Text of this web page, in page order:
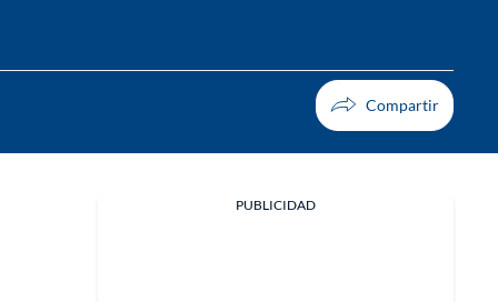
PUBLICIDAD